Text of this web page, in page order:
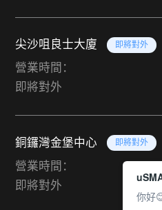
尖沙咀良士大廈 即將對外
營業時間：
即將對外
銅鑼灣金堡中心 即將對外
營業時間：
即將對外
你好